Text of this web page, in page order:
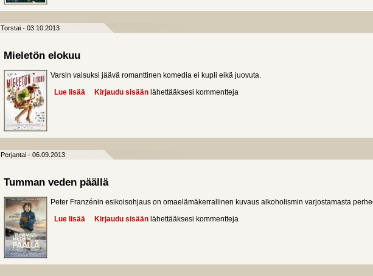
Torstai - 03.10.2013
Mieletön elokuu
Varsin vaisuksi jäävä romanttinen komedia ei kupli eikä juovuta.
Lue lisää about Mieletön elokuu
Kirjaudu sisään lähettääksesi kommentteja
Perjantai - 06.09.2013
Tumman veden päällä
Peter Franzénin esikoisohjaus on omaelämäkerrallinen kuvaus alkoholismin varjostamasta
Lue lisää about Tumman veden päällä
Kirjaudu sisään lähettääksesi kommentteja